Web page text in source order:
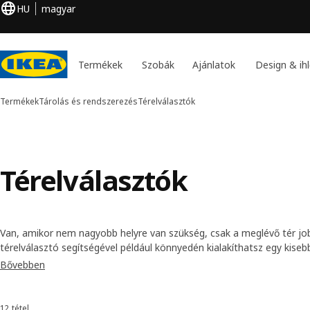
HU magyar
Termékek Szobák Ajánlatok Design &
TermékekTárolás és rendszerezésTérelválasztók
Térelválasztók
Van, amikor nem nagyobb helyre van szükség, csak a meglévő tér
térelválasztó segítségével például könnyedén kialakíthatsz egy
szobában, egy garzonlakást pedig feloszthatsz egy hálószobára és
Bővebben